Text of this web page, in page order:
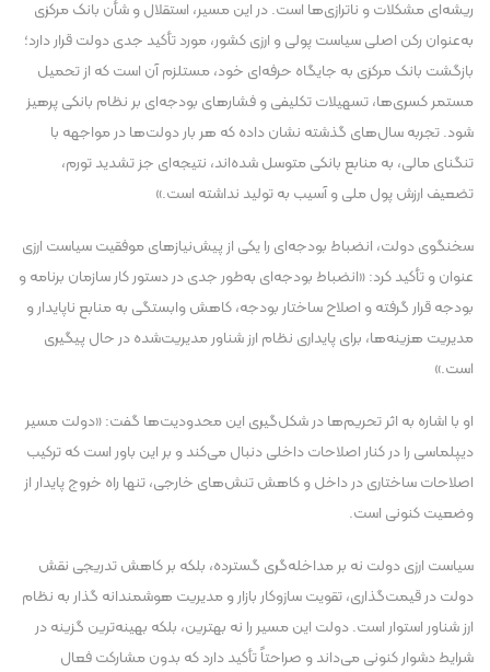
ریشه‌ای مشکلات و ناترازی‌ها است. در این مسیر، استقلال و شأن بانک مرکزی
به‌عنوان رکن اصلی سیاست پولی و ارزی کشور، مورد تأکید جدی دولت قرار دارد؛
بازگشت بانک مرکزی به جایگاه حرفه‌ای خود، مستلزم آن است که از تحمیل
مستمر کسری‌ها، تسهیلات تکلیفی و فشار‌های بودجه‌ای بر نظام بانکی پرهیز
شود. تجربه سال‌های گذشته نشان داده که هر بار دولت‌ها در مواجهه با
تنگنای مالی، به منابع بانکی متوسل شده‌اند، نتیجه‌ای جز تشدید تورم،
تضعیف ارزش پول ملی و آسیب به تولید نداشته است.»
سخنگوی دولت، انضباط بودجه‌ای را یکی از پیش‌نیاز‌های موفقیت سیاست ارزی
عنوان و تأکید کرد: «انضباط بودجه‌ای به‌طور جدی در دستور کار سازمان برنامه و
بودجه قرار گرفته و اصلاح ساختار بودجه، کاهش وابستگی به منابع ناپایدار و
مدیریت هزینه‌ها، برای پایداری نظام ارز شناور مدیریت‌شده در حال پیگیری
است.»
او با اشاره به اثر تحریم‌ها در شکل‌گیری این محدودیت‌ها گفت: «دولت مسیر
دیپلماسی را در کنار اصلاحات داخلی دنبال می‌کند و بر این باور است که ترکیب
اصلاحات ساختاری در داخل و کاهش تنش‌های خارجی، تنها راه خروج پایدار از
وضعیت کنونی است.
سیاست ارزی دولت نه بر مداخله‌گری گسترده، بلکه بر کاهش تدریجی نقش
دولت در قیمت‌گذاری، تقویت سازوکار بازار و مدیریت هوشمندانه گذار به نظام
ارز شناور استوار است. دولت این مسیر را نه بهترین، بلکه بهینه‌ترین گزینه در
شرایط دشوار کنونی می‌داند و صراحتاً تأکید دارد که بدون مشارکت فعال